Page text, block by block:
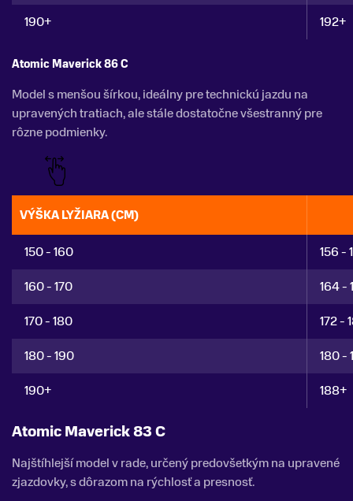
190+
192+
Atomic Maverick 86 C
Model s menšou šírkou, ideálny pre technickú jazdu na
upravených tratiach, ale stále dostatočne všestranný pre
rôzne podmienky.
VÝŠKA LYŽIARA (CM)
150 - 160
156 -
160 - 170
164 -
170 - 180
172 -
180 - 190
180 -
190+
188+
Atomic Maverick 83 C
Najštíhlejší model v rade, určený predovšetkým na upravené
zjazdovky, s dôrazom na rýchlosť a presnosť.